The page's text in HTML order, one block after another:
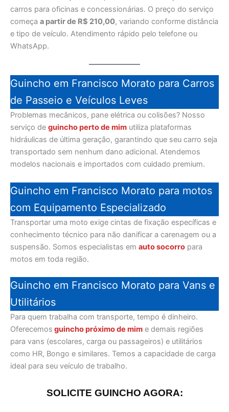
carros para oficinas e concessionárias. O preço do serviço
começa a partir de R$ 210,00, variando conforme distância
e tipo de veículo. Atendimento rápido pelo telefone ou
WhatsApp.
Guincho em Francisco Morato para Carros
de Passeio e Veículos Leves
Problemas mecânicos, pane elétrica ou colisões? Nosso
serviço de guincho perto de mim utiliza plataformas
hidráulicas de última geração, garantindo que seu carro seja
transportado sem nenhum dano adicional. Atendemos
modelos nacionais e importados com cuidado premium.
Guincho em Francisco Morato para motos
com Equipamento Especializado
Transportar uma moto exige cintas de fixação específicas e
conhecimento técnico para não danificar a carenagem ou a
suspensão. Somos especialistas em auto socorro para
motos em toda região.
Guincho em Francisco Morato para Vans e
Utilitários
Para quem trabalha com transporte, tempo é dinheiro.
Oferecemos guincho próximo de mim e demais regiões
para vans (escolares, carga ou passageiros) e utilitários
como HR, Bongo e similares. Temos a capacidade de carga
ideal para seu veículo de trabalho.
SOLICITE GUINCHO AGORA: